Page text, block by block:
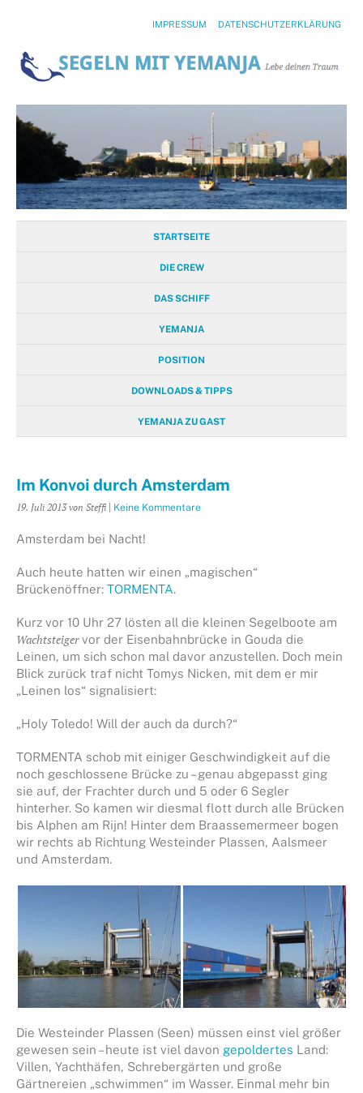
IMPRESSUM DATENSCHUTZERKLÄRUNG
STARTSEITE
DIE CREW
DAS SCHIFF
YEMANJA
POSITION
DOWNLOADS & TIPPS
YEMANJA ZU GAST
Im Konvoi durch Amsterdam
19. Juli 2013von Steffi Keine Kommentare
Amsterdam bei Nacht!
Auch heute hatten wir einen „magischen“
Brückenöffner: TORMENTA.
Kurz vor 10 Uhr 27 lösten all die kleinen Segelboote am
Wachtsteigervor der Eisenbahnbrücke in Gouda die
Leinen, um sich schon mal davor anzustellen. Doch mein
Blick zurück traf nicht Tomys Nicken, mit dem er mir
„Leinen los“ signalisiert:
„Holy Toledo! Will der auch da durch?“
TORMENTA schob mit einiger Geschwindigkeit auf die
noch geschlossene Brücke zu – genau abgepasst ging
sie auf, der Frachter durch und 5 oder 6 Segler
hinterher. So kamen wir diesmal flott durch alle Brücken
bis Alphen am Rijn! Hinter dem Braassemermeer bogen
wir rechts ab Richtung Westeinder Plassen, Aalsmeer
und Amsterdam.
Die Westeinder Plassen (Seen) müssen einst viel größer
gewesen sein – heute ist viel davon gepoldertes Land:
Villen, Yachthäfen, Schrebergärten und große
Gärtnereien „schwimmen“ im Wasser. Einmal mehr bin